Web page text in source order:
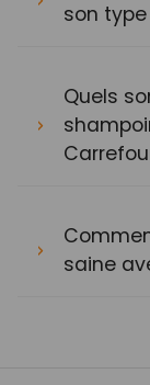
son
Quels
saine